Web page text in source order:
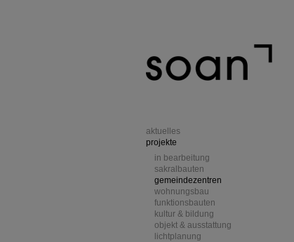
aktuelles
projekte
in bearbeitung
sakralbauten
gemeindezentren
wohnungsbau
funktionsbauten
kultur & bildung
objekt & ausstattung
lichtplanung